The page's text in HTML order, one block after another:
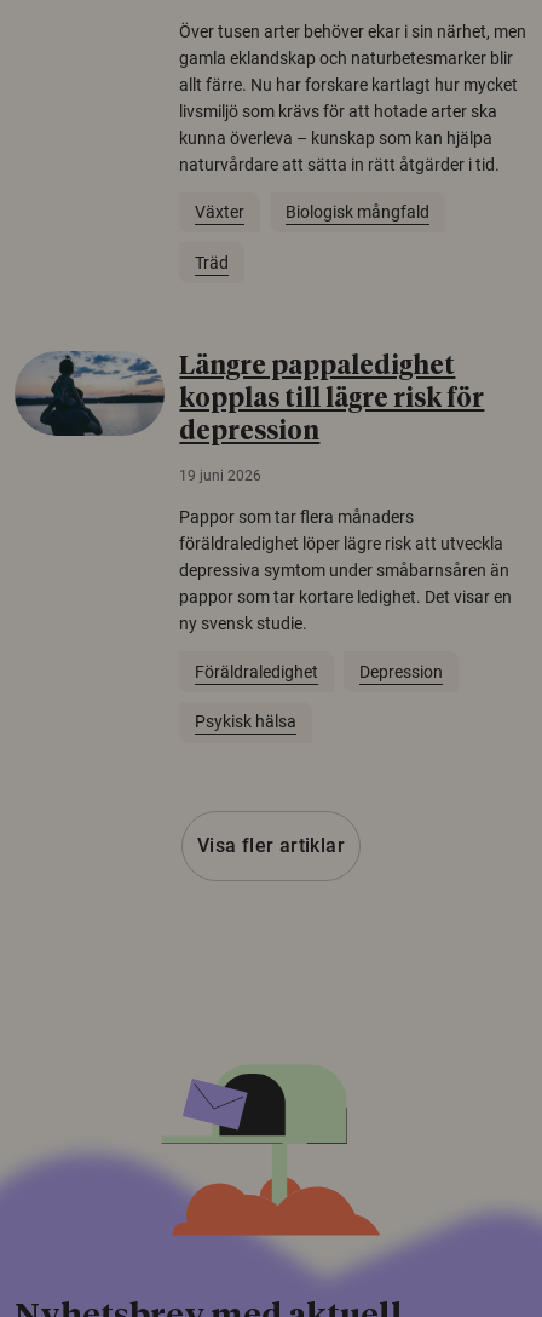
Över tusen arter behöver ekar i sin närhet, men
gamla eklandskap och naturbetesmarker blir
allt färre. Nu har forskare kartlagt hur mycket
livsmiljö som krävs för att hotade arter ska
kunna överleva – kunskap som kan hjälpa
naturvårdare att sätta in rätt åtgärder i tid.
Växter Biologisk mångfald
Träd
Längre pappaledighet
kopplas till lägre risk för
depression
19 juni 2026
Pappor som tar flera månaders
föräldraledighet löper lägre risk att utveckla
depressiva symtom under småbarnsåren än
pappor som tar kortare ledighet. Det visar en
ny svensk studie.
Föräldraledighet Depression
Psykisk hälsa
Visa fler artiklar